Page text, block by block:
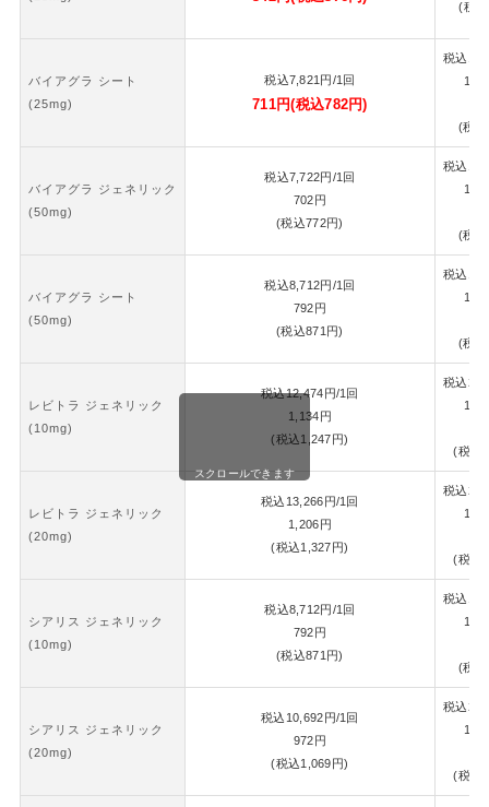
(税
バイアグラ シート
(25mg)
税込7,821 円/1回
711円(税込782円)
税込
1錠
(税込
バイアグラ ジェネリック
(50mg)
税込7,722円/1回
702円
(税込772円)
税込
1錠
(税込
バイアグラ シート
(50mg)
税込8,712円/1回
792円
(税込871 円)
税込
1錠
(税込
レビトラ ジェネリック
(10mg)
税込12,474円/1回
1,134円
(税込1,247円)
税込
1錠
(税込
レビトラ ジェネリック
(20mg)
税込 13,266円/1回
1,206円
(税込1,327円)
税込
1錠
(税込
シアリス ジェネリック
(10mg)
税込8,712円/1回
792円
(税込871 円)
税込
1錠
(税込
シアリス ジェネリック
(20mg)
税込 10,692円/1回
972円
(税込1,069円)
税込
1錠
(税込
スクロールできます